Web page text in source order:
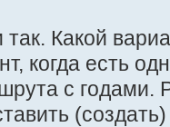
так. Какой
когда есть
с годами.